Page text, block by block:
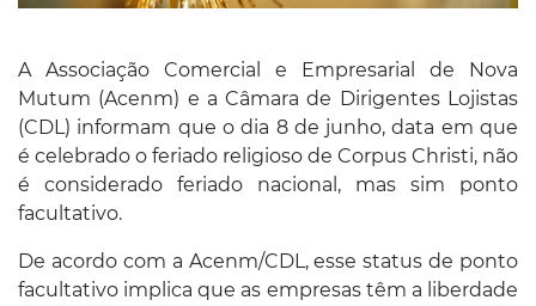
A Associação Comercial e Empresarial de Nova
Mutum (Acenm) e a Câmara de Dirigentes Lojistas
(CDL) informam que o dia 8 de junho, data em que
é celebrado o feriado religioso de Corpus Christi, não
é considerado feriado nacional, mas sim ponto
facultativo.
De acordo com a Acenm/CDL, esse status de ponto
facultativo implica que as empresas têm a liberdade